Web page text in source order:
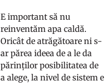
E important să nu
reinventăm apa caldă.
Oricât de atrăgătoare ni s-
ar părea ideea de a le da
părinților posibilitatea de
a alege, la nivel de sistem e